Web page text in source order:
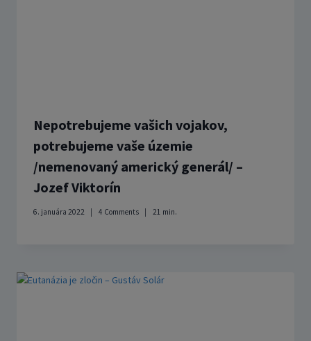
Nepotrebujeme vašich vojakov,
potrebujeme vaše územie
/nemenovaný americký generál/ –
Jozef Viktorín
6. januára 2022 4 Comments 21 min.